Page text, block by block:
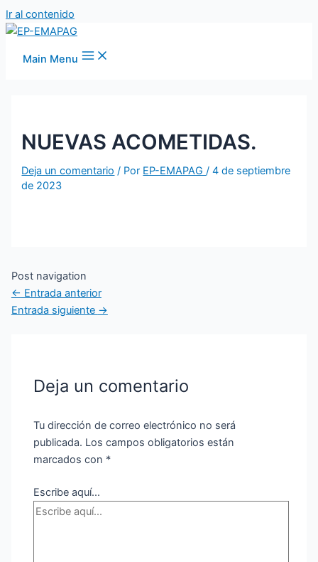
Ir al contenido
Main Menu
NUEVAS ACOMETIDAS.
Deja un comentario / Por EP-EMAPAG/4 de septiembre
de 2023
Post navigation
← Entrada anterior
Entrada siguiente →
Deja un comentario
Tu dirección de correo electrónico no será
publicada. Los campos obligatorios están
marcados con *
Escribe aquí...